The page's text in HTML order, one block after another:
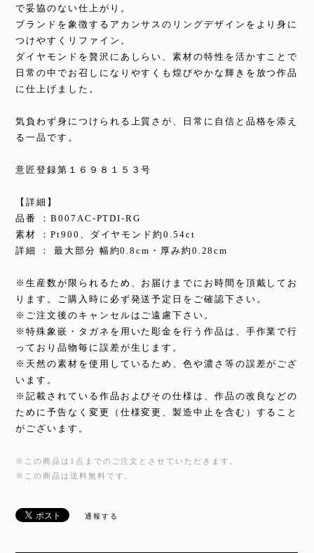
で妥協のない仕上がり。
ブランドを象徴するアカンサスのリングデザインをより身に
つけやすくリファイン。
ダイヤモンドを贅沢にあしらい、素材の特性を活かすことで
日常の中でお召しになりやすくも煌びやかな輝きを放つ作品
に仕上げました。
気負わず身につけられる上質さが、日常に自信と品格を添え
る一品です。
意匠登録第１６９８１５３号
【詳細】
品番 ：B007AC-PTDI-RG
素材 ：Pt900、ダイヤモンド約0.54ct
詳細 ： 最大部分 幅約0.8cm・厚み約0.28cm
※生産数が限られるため、お届けまでにお時間を頂戴してお
ります。ご購入時に必ず発送予定日をご確認下さい。
※ご注文後のキャンセルはご遠慮下さい。
※特殊象嵌・タガネを用いた彫金を行う作品は、手作業で行
っており品物毎に誤差が生じます。
※天然の素材を使用しているため、色や濃さ等の誤差がござ
います。
※記載されている作品およびその仕様は、作品の改良などの
ために予告なく変更（仕様変更、製造中止を含む）すること
がございます。
※この商品は1点までのご注文とさせていただきます。
※この商品は 送料無料 です。
通報する